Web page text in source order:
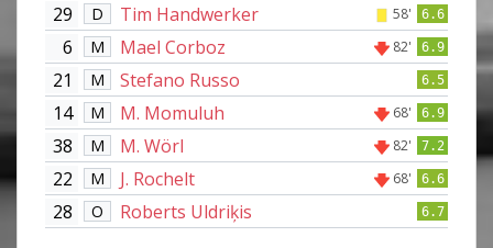
29 D Tim Handwerker 58' 6.6
6 M Mael Corboz 82' 6.9
21 M Stefano Russo 6.5
14 M M. Momuluh 68' 6.9
38 M M. Wörl 82' 7.2
22 M J. Rochelt 68' 6.6
28 O Roberts Uldriķis 6.7